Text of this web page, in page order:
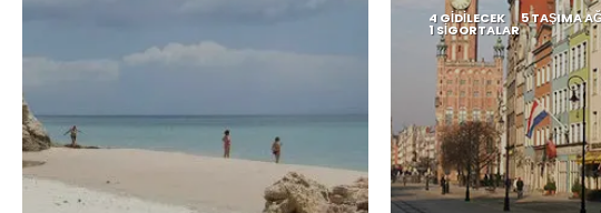
4 GIDILECEK 5 TAŞIMA
1 SIGORTALAR